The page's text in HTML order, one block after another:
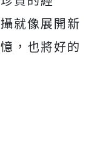
就像展開新
，也將好的